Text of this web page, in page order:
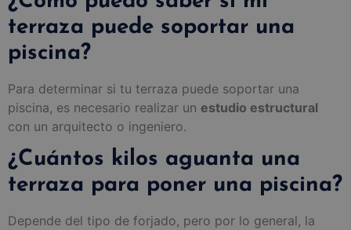
terraza puede soportar una
piscina?
Para determinar si tu terraza puede soportar una
piscina, es necesario realizar un estudio estructural
con un arquitecto o ingeniero.
¿Cuántos kilos aguanta una
terraza para poner una piscina?
Depende del tipo de forjado, pero por lo general, la